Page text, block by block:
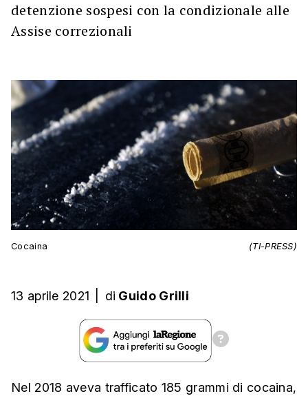
detenzione sospesi con la condizionale alle
Assise correzionali
Cocaina (TI-PRESS)
13 aprile 2021 di Guido Grilli
Nel 2018 aveva trafficato 185 grammi di cocaina,